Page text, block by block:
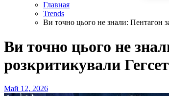
Главная
Trends
Ви точно цього не знали: Пентагон
Ви точно цього не
розкритикували
Май 12, 2026